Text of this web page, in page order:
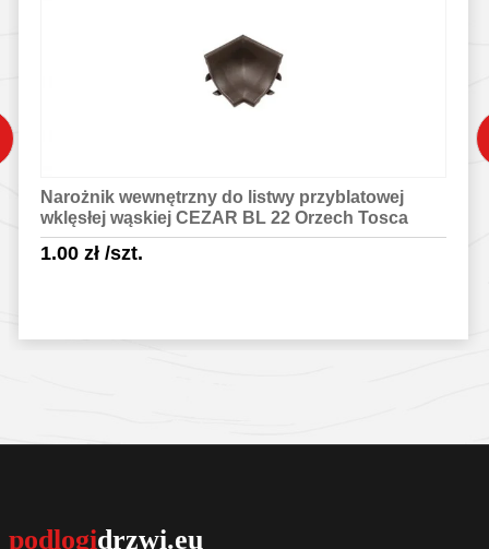
Narożnik wewnętrzny do listwy przyblatowej
wklęsłej wąskiej CEZAR BL 22 Orzech Tosca
1.00 zł/szt.